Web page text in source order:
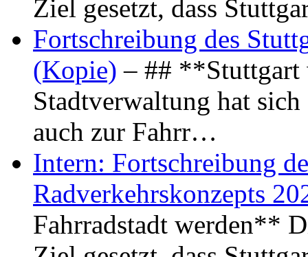
Ziel gesetzt, dass
Fortschreibung des
(Kopie) – ## **Stuttgart
Stadtverwaltung hat
auch zur Fahrr…
Intern: Fortschreibung
Radverkehrskonzepts
Fahrradstadt werden**